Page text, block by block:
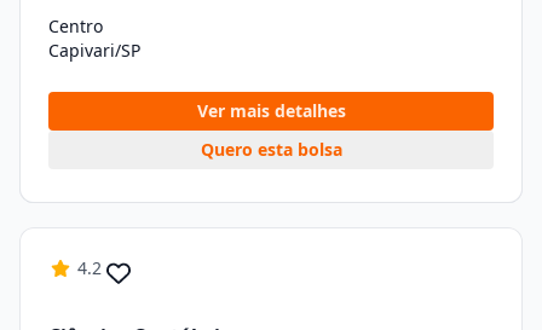
Centro
Capivari/SP
Ver mais detalhes
Quero esta bolsa
4.2